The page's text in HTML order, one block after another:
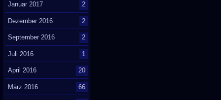
Januar 2017 2
Dezember 2016 2
September 2016 2
Juli 2016 1
April 2016 20
März 2016 66